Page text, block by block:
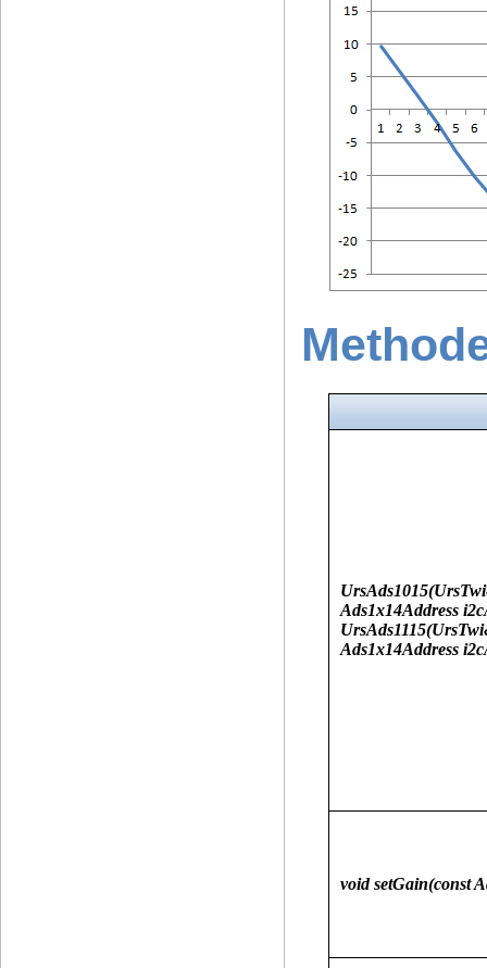
Ads1x14Address
Ads1x14Address
void setGain(const